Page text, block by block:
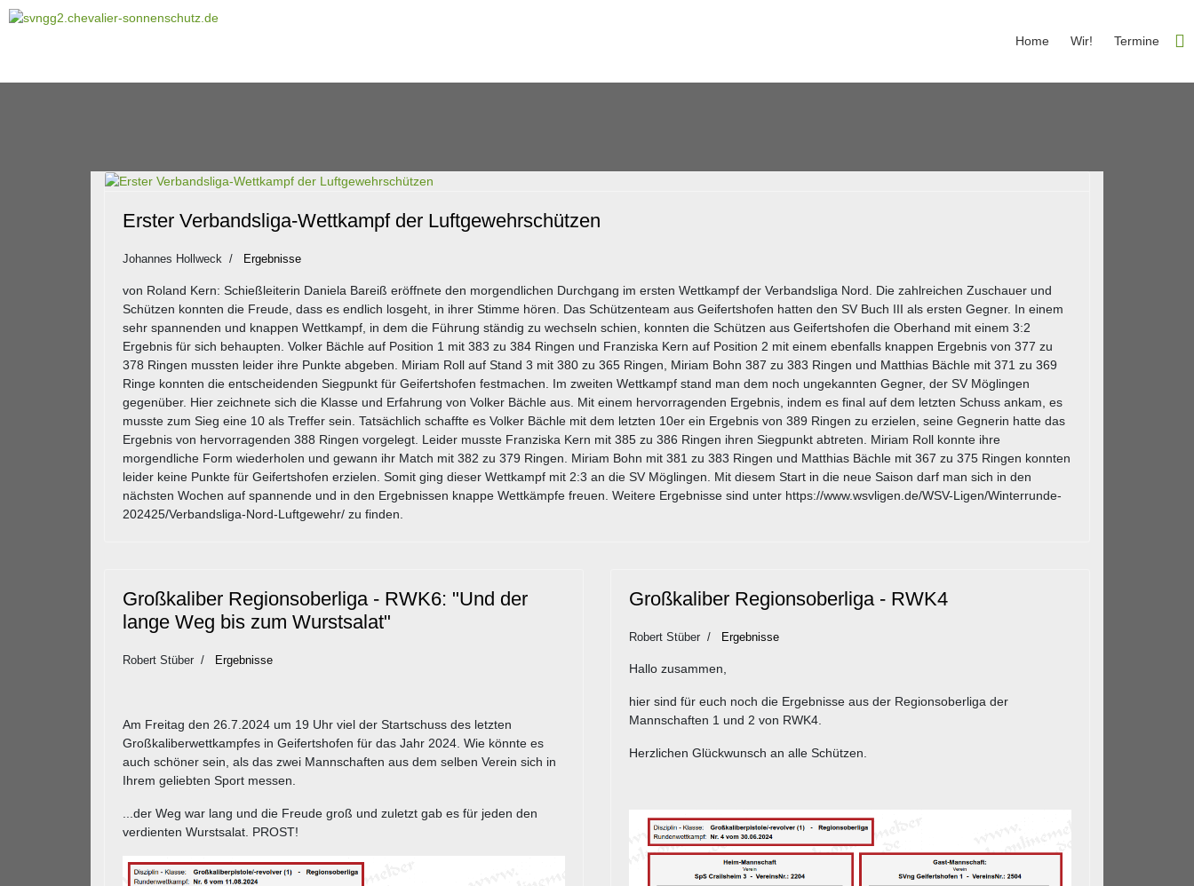
Home Wir! Termine
Erster Verbandsliga-Wettkampf der Luftgewehrschützen
Johannes Hollweck Ergebnisse
von Roland Kern: Schießleiterin Daniela Bareiß eröffnete den morgendlichen Durchgang im ersten Wettkampf der Verbandsliga Nord. Die zahlreichen Zuschauer und
Schützen konnten die Freude, dass es endlich losgeht, in ihrer Stimme hören. Das Schützenteam aus Geifertshofen hatten den SV Buch III als ersten Gegner. In einem
sehr spannenden und knappen Wettkampf, in dem die Führung ständig zu wechseln schien, konnten die Schützen aus Geifertshofen die Oberhand mit einem 3:2
Ergebnis für sich behaupten. Volker Bächle auf Position 1 mit 383 zu 384 Ringen und Franziska Kern auf Position 2 mit einem ebenfalls knappen Ergebnis von 377 zu
378 Ringen mussten leider ihre Punkte abgeben. Miriam Roll auf Stand 3 mit 380 zu 365 Ringen, Miriam Bohn 387 zu 383 Ringen und Matthias Bächle mit 371 zu 369
Ringe konnten die entscheidenden Siegpunkt für Geifertshofen festmachen. Im zweiten Wettkampf stand man dem noch ungekannten Gegner, der SV Möglingen
gegenüber. Hier zeichnete sich die Klasse und Erfahrung von Volker Bächle aus. Mit einem hervorragenden Ergebnis, indem es final auf dem letzten Schuss ankam, es
musste zum Sieg eine 10 als Treffer sein. Tatsächlich schaffte es Volker Bächle mit dem letzten 10er ein Ergebnis von 389 Ringen zu erzielen, seine Gegnerin hatte das
Ergebnis von hervorragenden 388 Ringen vorgelegt. Leider musste Franziska Kern mit 385 zu 386 Ringen ihren Siegpunkt abtreten. Miriam Roll konnte ihre
morgendliche Form wiederholen und gewann ihr Match mit 382 zu 379 Ringen. Miriam Bohn mit 381 zu 383 Ringen und Matthias Bächle mit 367 zu 375 Ringen konnten
leider keine Punkte für Geifertshofen erzielen. Somit ging dieser Wettkampf mit 2:3 an die SV Möglingen. Mit diesem Start in die neue Saison darf man sich in den
nächsten Wochen auf spannende und in den Ergebnissen knappe Wettkämpfe freuen. Weitere Ergebnisse sind unter https://www.wsvligen.de/WSV-Ligen/Winterrunde-
202425/Verbandsliga-Nord-Luftgewehr/ zu finden.
Großkaliber Regionsoberliga - RWK6: "Und der
lange Weg bis zum Wurstsalat"
Robert Stüber Ergebnisse
Am Freitag den 26.7.2024 um 19 Uhr viel der Startschuss des letzten
Großkaliberwettkampfes in Geifertshofen für das Jahr 2024. Wie könnte es
auch schöner sein, als das zwei Mannschaften aus dem selben Verein sich in
Ihrem geliebten Sport messen.
...der Weg war lang und die Freude groß und zuletzt gab es für jeden den
verdienten Wurstsalat. PROST!
Großkaliber Regionsoberliga - RWK4
Robert Stüber Ergebnisse
Hallo zusammen,
hier sind für euch noch die Ergebnisse aus der Regionsoberliga der
Mannschaften 1 und 2 von RWK4.
Herzlichen Glückwunsch an alle Schützen.